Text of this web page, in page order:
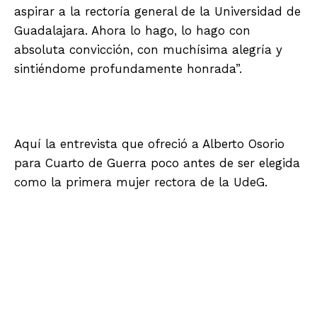
aspirar a la rectoría general de la Universidad de
Guadalajara. Ahora lo hago, lo hago con
absoluta convicción, con muchísima alegría y
sintiéndome profundamente honrada”.
Aquí la entrevista que ofreció a Alberto Osorio
para Cuarto de Guerra poco antes de ser elegida
como la primera mujer rectora de la UdeG.